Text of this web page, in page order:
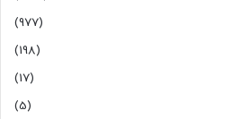
(977)
(198)
(17)
(5)